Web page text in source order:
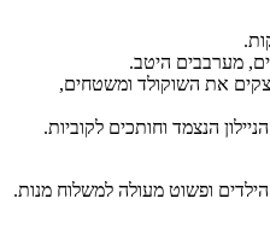
מערבבים היטב.
את השוקולד ומשטחים,
הנצמד וחותכים לקוביות.
ופשוט מעולה למשלוח מנות.